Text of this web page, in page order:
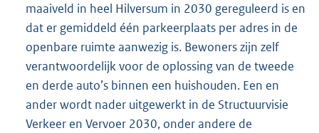
maaiveld in heel Hilversum in 2030 gereguleerd is en
dat er gemiddeld één parkeerplaats per adres in de
openbare ruimte aanwezig is. Bewoners zijn zelf
verantwoordelijk voor de oplossing van de tweede
en derde auto’s binnen een huishouden. Een en
ander wordt nader uitgewerkt in de Structuurvisie
Verkeer en Vervoer 2030, onder andere de